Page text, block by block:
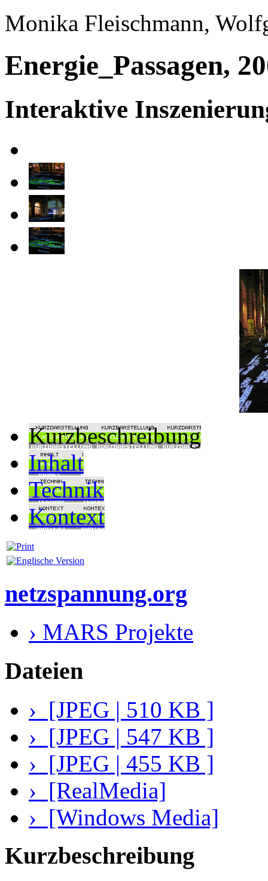
Monika Fleischmann,
Energie_Passagen,
Interaktive
Kurzbeschreibung
Inhalt
Technik
Kontext
netzspannung.org
› MARS Projekte
Dateien
› [JPEG | 510 KB ]
› [JPEG | 547 KB ]
› [JPEG | 455 KB ]
› [RealMedia]
› [Windows Media]
Kurzbeschreibung